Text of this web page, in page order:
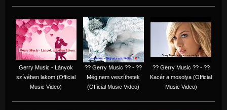
Gerry Music - Lányok
szívében lakom (Official
Music Video)
?? Gerry Music ?? - ??
Még nem veszíthetek
(Official Music Video)
?? Gerry Music ?? - ??
Kacér a mosolya (Official
Music Video)